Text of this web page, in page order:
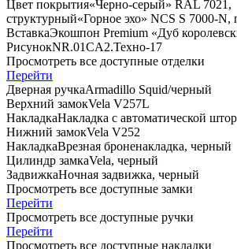
Цвет покрытия«Черно-серый» RAL 7021,
структурный«Горное эхо» NCS S 7000-N,
ВставкаЭкошпон Premium «Дуб
РисунокNR.01CA2.Техно-17
Просмотреть все доступные отделки
Перейти
Дверная ручкаArmadillo Squid/черный
Верхний замокVela V257L
НакладкаНакладка с автоматической
Нижний замокVela V252
НакладкаВрезная броненакладка, черный
Цилиндр замкаVela, черный
ЗадвижкаНочная задвижка, черный
Просмотреть все доступные замки
Перейти
Просмотреть все доступные ручки
Перейти
Просмотреть все доступные накладки